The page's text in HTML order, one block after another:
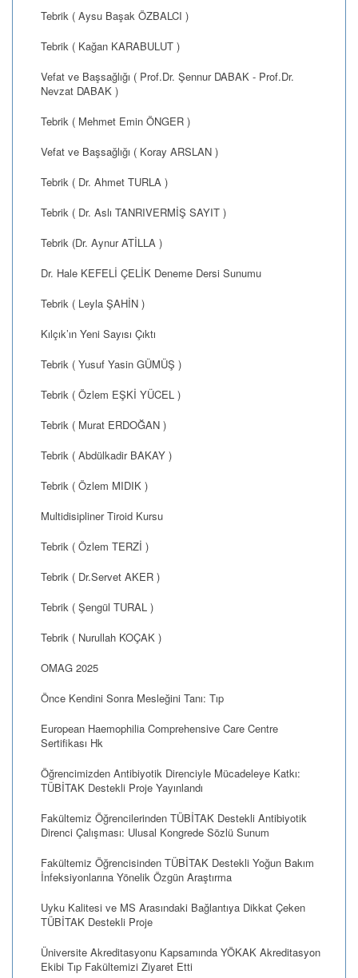
Tebrik ( Aysu Başak ÖZBALCI )
Tebrik ( Kağan KARABULUT )
Vefat ve Başsağlığı ( Prof.Dr. Şennur DABAK - Prof.Dr.
Nevzat DABAK )
Tebrik ( Mehmet Emin ÖNGER )
Vefat ve Başsağlığı ( Koray ARSLAN )
Tebrik ( Dr. Ahmet TURLA )
Tebrik ( Dr. Aslı TANRIVERMİŞ SAYIT )
Tebrik (Dr. Aynur ATİLLA )
Dr. Hale KEFELİ ÇELİK Deneme Dersi Sunumu
Tebrik ( Leyla ŞAHİN )
Kılçık’ın Yeni Sayısı Çıktı
Tebrik ( Yusuf Yasin GÜMÜŞ )
Tebrik ( Özlem EŞKİ YÜCEL )
Tebrik ( Murat ERDOĞAN )
Tebrik ( Abdülkadir BAKAY )
Tebrik ( Özlem MIDIK )
Multidisipliner Tiroid Kursu
Tebrik ( Özlem TERZİ )
Tebrik ( Dr.Servet AKER )
Tebrik ( Şengül TURAL )
Tebrik ( Nurullah KOÇAK )
OMAG 2025
Önce Kendini Sonra Mesleğini Tanı: Tıp
European Haemophilia Comprehensive Care Centre
Sertifikası Hk
Öğrencimizden Antibiyotik Direnciyle Mücadeleye Katkı:
TÜBİTAK Destekli Proje Yayınlandı
Fakültemiz Öğrencilerinden TÜBİTAK Destekli Antibiyotik
Direnci Çalışması: Ulusal Kongrede Sözlü Sunum
Fakültemiz Öğrencisinden TÜBİTAK Destekli Yoğun Bakım
İnfeksiyonlarına Yönelik Özgün Araştırma
Uyku Kalitesi ve MS Arasındaki Bağlantıya Dikkat Çeken
TÜBİTAK Destekli Proje
Üniversite Akreditasyonu Kapsamında YÖKAK Akreditasyon
Ekibi Tıp Fakültemizi Ziyaret Etti